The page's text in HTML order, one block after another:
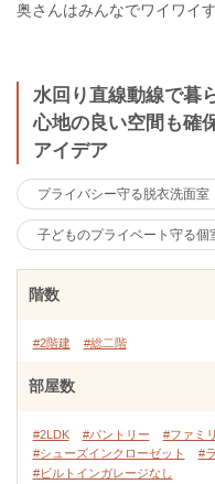
奥さんはみんなでワイワイ
水回り直線動線で暮
心地の良い空間も確
アイデア
プライバシー守る脱衣洗面室
子どものプライベート守る個
階数
#2階建 #総二階
部屋数
#2LDK #パントリー
#ファミ
#シューズインクローゼット
#
#ビルトインガレージなし